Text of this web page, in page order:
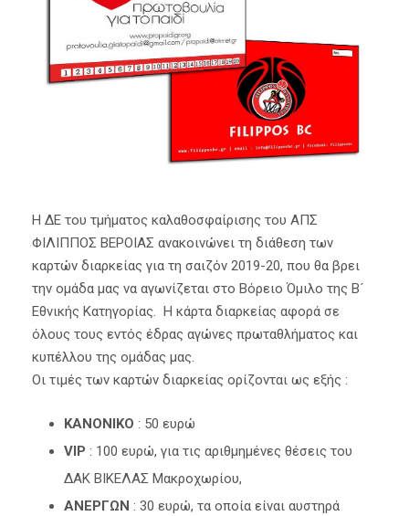
Η ΔΕ του τμήματος καλαθοσφαίρισης του ΑΠΣ
ΦΙΛΙΠΠΟΣ ΒΕΡΟΙΑΣ ανακοινώνει τη διάθεση των
καρτών διαρκείας για τη σαιζόν 2019-20, που θα βρει
την ομάδα μας να αγωνίζεται στο Βόρειο Όμιλο της Β´
Εθνικής Κατηγορίας. Η κάρτα διαρκείας αφορά σε
όλους τους εντός έδρας αγώνες πρωταθλήματος και
κυπέλλου της ομάδας μας.
Οι τιμές των καρτών διαρκείας ορίζονται ως εξής :
ΚΑΝΟΝΙΚO : 50 ευρώ
VIP : 100 ευρώ, για τις αριθμημένες θέσεις του
ΔΑΚ ΒΙΚΕΛΑΣ Μακροχωρίου,
ΑΝΕΡΓΩΝ : 30 ευρώ, τα οποία είναι αυστηρά